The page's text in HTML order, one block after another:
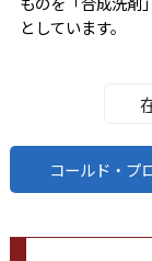
としています。
コールド・プ